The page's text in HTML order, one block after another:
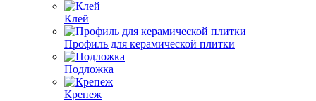
Клей
Профиль для керамической плитки
Подложка
Крепеж